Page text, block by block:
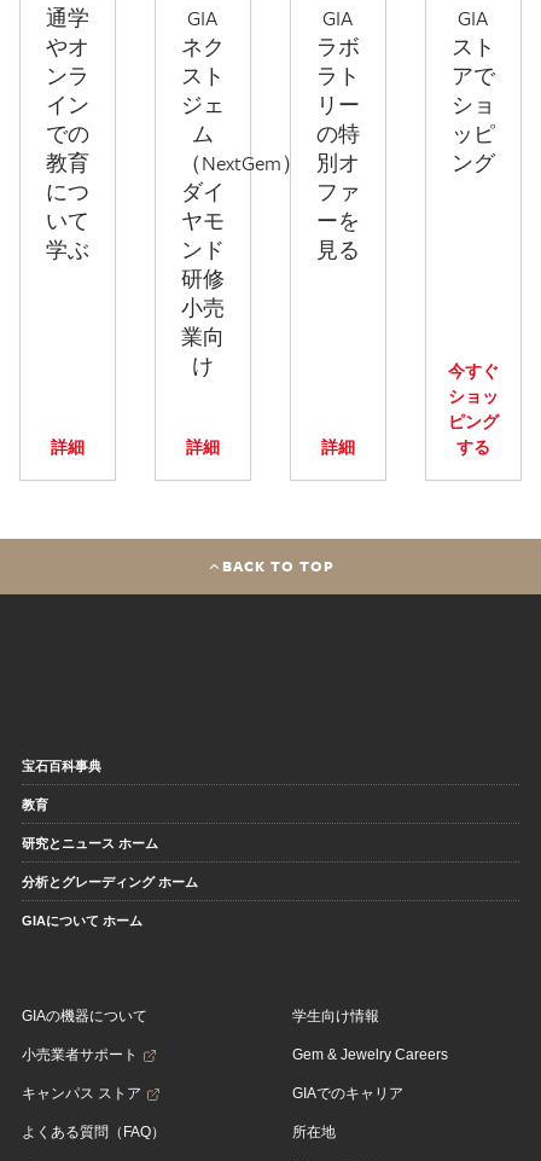
通学
やオ
ンラ
イン
での
教育
につ
いて
学ぶ
詳細
GIA
ネク
スト
ジェ
ム
（NextGem）
ダイ
ヤモ
ンド
研修
小売
業向
け
詳細
GIA
ラボ
ラト
リー
の特
別オ
ファ
ーを
見る
詳細
GIA
スト
アで
ショ
ッピ
ング
今すぐ
ショッ
ピング
する
BACK TO TOP
宝石百科事典
教育
研究とニュース ホーム
分析とグレーディング ホーム
GIAについて ホーム
GIAの機器について
小売業者サポート
キャンパス ストア
よくある質問（FAQ）
学生向け情報
Gem & Jewelry Careers
GIAでのキャリア
所在地